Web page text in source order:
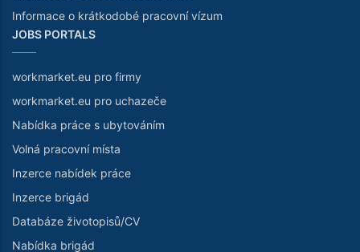
Informace o krátkodobé pracovní vízum
JOBS PORTALS
workmarket.eu pro firmy
workmarket.eu pro uchazeče
Nabídka práce s ubytováním
Volná pracovní místa
Inzerce nabídek práce
Inzerce brigád
Databáze životopisů/CV
Nabídka brigád